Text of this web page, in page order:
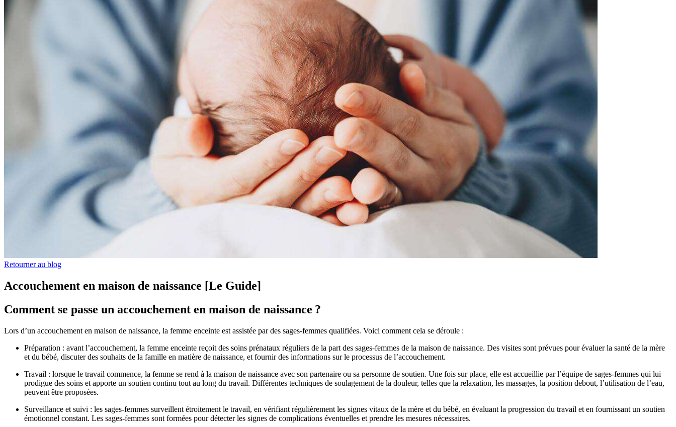
Retourner au blog
Accouchement en maison de naissance [Le Guide]
Comment se passe un accouchement en maison de naissance ?
Lors d’un accouchement en maison de naissance, la femme enceinte est assistée par des sages-femmes qualifiées. Voici comment cela se déroule :
Préparation : avant l’accouchement, la femme enceinte reçoit des soins prénataux réguliers de la part des sages-femmes de la maison de naissance. Des visites sont prévues pour évaluer la santé de la mère
et du bébé, discuter des souhaits de la famille en matière de naissance, et fournir des informations sur le processus de l’accouchement.
Travail : lorsque le travail commence, la femme se rend à la maison de naissance avec son partenaire ou sa personne de soutien. Une fois sur place, elle est accueillie par l’équipe de sages-femmes qui lui
prodigue des soins et apporte un soutien continu tout au long du travail. Différentes techniques de soulagement de la douleur, telles que la relaxation, les massages, la position debout, l’utilisation de l’eau,
peuvent être proposées.
Surveillance et suivi : les sages-femmes surveillent étroitement le travail, en vérifiant régulièrement les signes vitaux de la mère et du bébé, en évaluant la progression du travail et en fournissant un soutien
émotionnel constant. Les sages-femmes sont formées pour détecter les signes de complications éventuelles et prendre les mesures nécessaires.